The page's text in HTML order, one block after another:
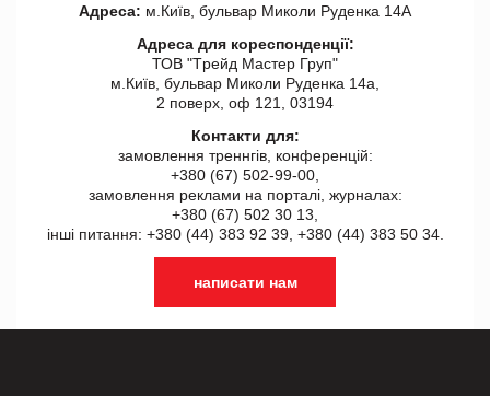
Адреса: м.Київ, бульвар Миколи Руденка 14А
Адреса для кореспонденції:
ТОВ "Tрейд Мастер Груп"
м.Київ, бульвар Миколи Руденка 14а,
2 поверх, оф 121, 03194
Контакти для:
замовлення треннгів, конференцій:
+380 (67) 502-99-00,
замовлення реклами на порталі, журналах:
+380 (67) 502 30 13,
інші питання: +380 (44) 383 92 39, +380 (44) 383 50 34.
написати нам